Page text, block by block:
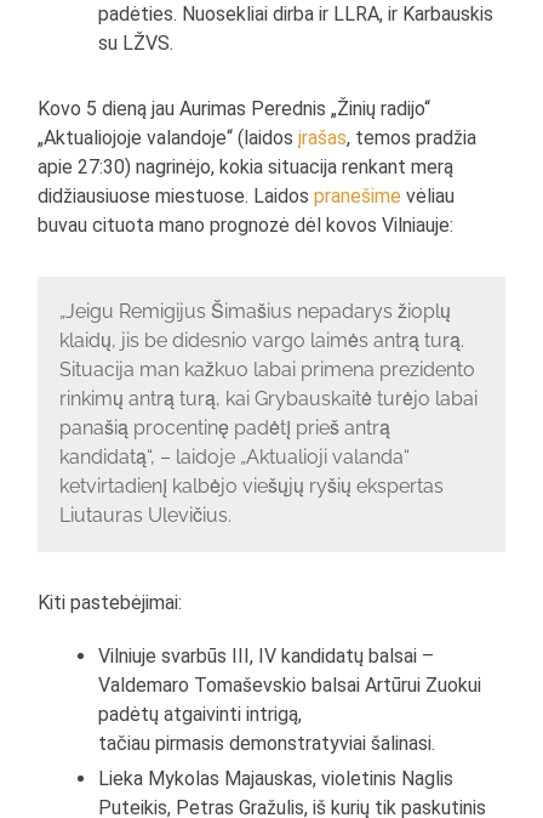
padėties. Nuosekliai dirba ir LLRA, ir Karbauskis
su LŽVS.
Kovo 5 dieną jau Aurimas Perednis „Žinių radijo“
„Aktualiojoje valandoje“ (laidosįrašas, temos pradžia
apie 27:30) nagrinėjo, kokia situacija renkant merą
didžiausiuose miestuose. Laidospranešime vėliau
buvau cituota mano prognozė dėl kovos Vilniauje:
„Jeigu Remigijus Šimašius nepadarys žioplų
klaidų, jis be didesnio vargo laimės antrą turą.
Situacija man kažkuo labai primena prezidento
rinkimų antrą turą, kai Grybauskaitė turėjo labai
panašią procentinę padėtį prieš antrą
kandidatą“, – laidoje „Aktualioji valanda“
ketvirtadienį kalbėjo viešųjų ryšių ekspertas
Liutauras Ulevičius.
Kiti pastebėjimai:
Vilniuje svarbūs III, IV kandidatų balsai –
Valdemaro Tomaševskio balsai Artūrui Zuokui
padėtų atgaivinti intrigą,
tačiau pirmasis demonstratyviai šalinasi.
Lieka Mykolas Majauskas, violetinis Naglis
Puteikis, Petras Gražulis, iš kurių tik paskutinis